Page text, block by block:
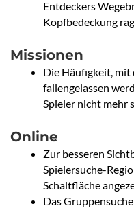
Entdeckers
Kopfbedeckung
Missionen
Die Häufigkeit, mit
fallengelassen
Spieler nicht mehr
Online
Zur besseren
Spielersuche-
Schaltfläche
Das